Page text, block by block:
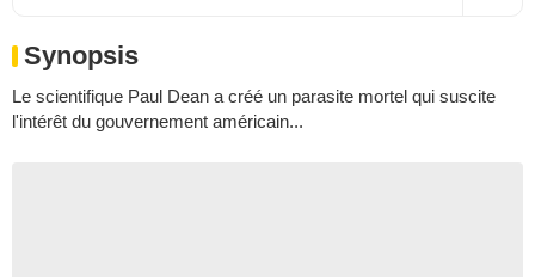
Synopsis
Le scientifique Paul Dean a créé un parasite mortel qui suscite
l'intérêt du gouvernement américain...